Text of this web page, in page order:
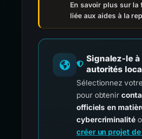
En savoir plus sur la
liée aux aides à la
Signalez-le à
autorités
Sélectionnez
pour obtenir
officiels en
cybercriminalité
créer un projet